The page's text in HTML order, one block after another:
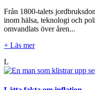
Från 1800-talets
inom hälsa, teknologi och
omvandlats över åren...
+ Läs mer
L